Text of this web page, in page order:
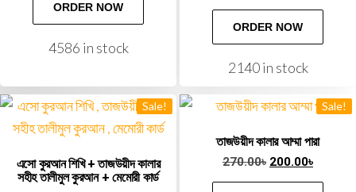
ORDER NOW
4586 in stock
out of 5
ORDER NOW
2140 in stock
Sale!
এসো কুরআন শিখি + তাজউয়ীদ কালার
সহীহ তালীমুল কুরআন + মেমোরী কার্ড
Sale!
তাজউয়ীদ কালার আম্মা পারা
270.00৳ 200.00৳